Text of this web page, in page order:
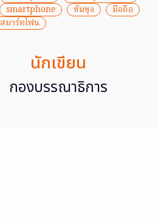
smartphone ซัมซุง
มือถือ
สมาร์ทโฟน
นักเขียน
กองบรรณาธิการ